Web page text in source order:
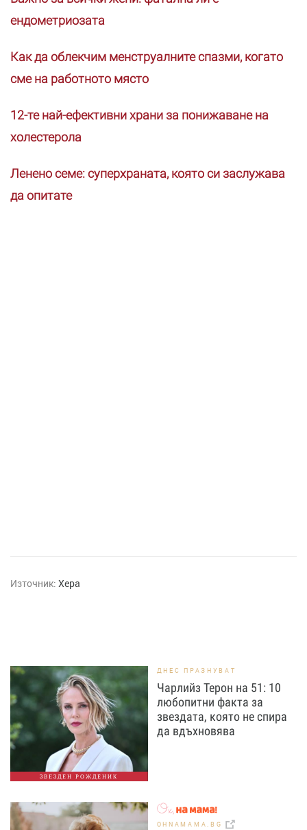
ендометриозата
Как да облекчим менструалните спазми, когато
сме на работното място
12-те най-ефективни храни за понижаване на
холестерола
Ленено семе: суперхраната, която си заслужава
да опитате
Източник: Хера
ЗВЕЗДЕН РОЖДЕНИК
ДНЕС ПРАЗНУВАТ
Чарлийз Терон на 51: 10
любопитни факта за
звездата, която не спира
да вдъхновява
OHNAMAMA.BG